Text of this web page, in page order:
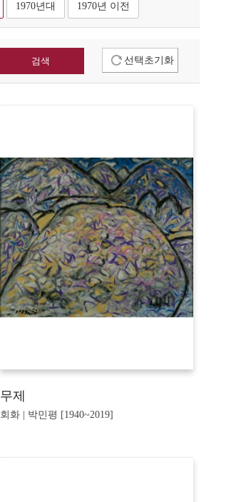
1970년대 1970년 이전
선택초기화
무제
회화 | 박민평 [1940~2019]